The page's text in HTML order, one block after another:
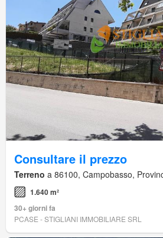
Consultare il prezzo
Terreno a 86100, Campobasso,
1.640 m²
30+ giorni fa
PCASE - STIGLIANI IMMOBILIARE SRL